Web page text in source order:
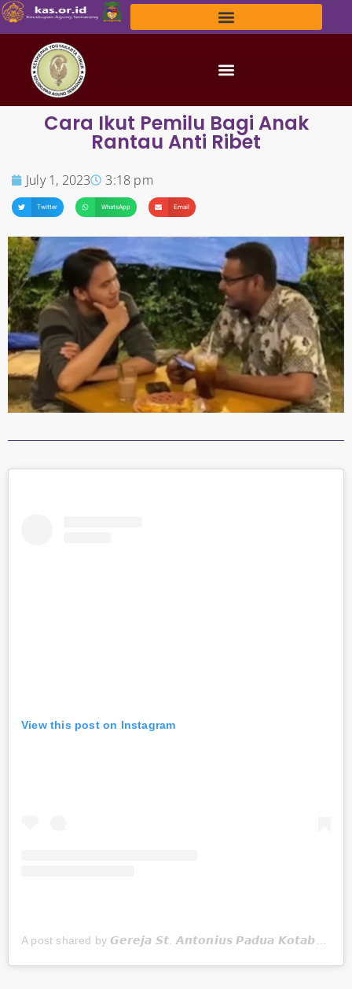
Cara Ikut Pemilu Bagi Anak
Rantau Anti Ribet
July 1, 2023 3:18 pm
Twitter WhatsApp Email
View this post on Instagram